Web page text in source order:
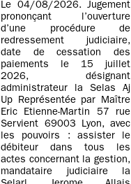
Le 04/08/2026. Jugement
prononçant l’ouverture
d’une procédure de
redressement judiciaire,
date de cessation des
paiements le 15 juillet
2026, désignant
administrateur la Selas Aj
Up Représentée par Maître
Eric Etienne-Martin 57 rue
Servient 69003 Lyon, avec
les pouvoirs : assister le
débiteur dans tous les
actes concernant la gestion,
mandataire judiciaire la